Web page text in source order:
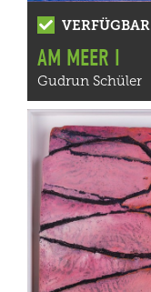
VERFÜGBAR
AM MEER I
Gudrun Schüler